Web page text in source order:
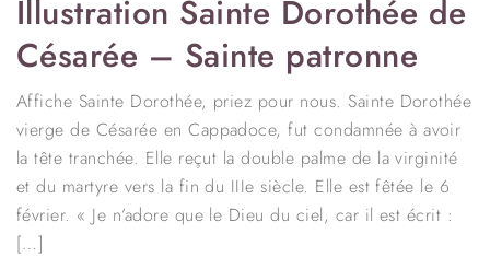
Illustration Sainte Dorothée de
Césarée – Sainte patronne
Affiche Sainte Dorothée, priez pour nous. Sainte Dorothée
vierge de Césarée en Cappadoce, fut condamnée à avoir
la tête tranchée. Elle reçut la double palme de la virginité
et du martyre vers la fin du IIIe siècle. Elle est fêtée le 6
février. « Je n’adore que le Dieu du ciel, car il est écrit :
[…]